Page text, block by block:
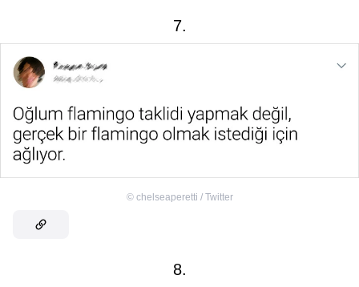
7.
© chelseaperetti / Twitter
8.